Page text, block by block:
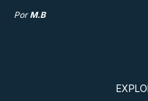
Por M.B